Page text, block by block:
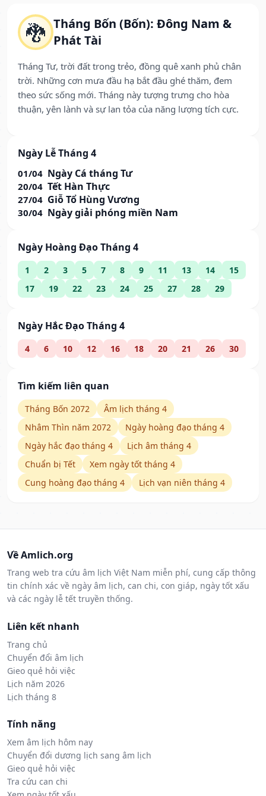
🐉 Tháng Bốn (Bốn): Đông Nam &
Phát Tài
Tháng Tư, trời đất trong trẻo, đồng quê xanh phủ chân
trời. Những cơn mưa đầu hạ bắt đầu ghé thăm, đem
theo sức sống mới. Tháng này tượng trưng cho hòa
thuận, yên lành và sự lan tỏa của năng lượng tích cực.
Ngày Lễ Tháng 4
01/04 Ngày Cá tháng Tư
20/04 Tết Hàn Thực
27/04 Giỗ Tổ Hùng Vương
30/04 Ngày giải phóng miền Nam
Ngày Hoàng Đạo Tháng 4
1 2 3 5 7 8 9 11 13 14
15
17
19 22 23 24 25 27 28 29
Ngày Hắc Đạo Tháng 4
4 6 10 12 16 18 20 21 26 30
Tìm kiếm liên quan
Tháng Bốn 2072
Âm lịch tháng 4
Nhâm Thìn năm 2072
Ngày hoàng đạo tháng 4
Ngày hắc đạo tháng 4
Lịch âm tháng 4
Chuẩn bị Tết
Xem ngày tốt tháng 4
Cung hoàng đạo tháng 4
Lịch vạn niên tháng 4
Về Amlich.org
Trang web tra cứu âm lịch Việt Nam miễn phí, cung cấp thông
tin chính xác về ngày âm lịch, can chi, con giáp, ngày tốt xấu
và các ngày lễ tết truyền thống.
Liên kết nhanh
Trang chủ
Chuyển đổi âm lịch
Gieo quẻ hỏi việc
Lịch năm 2026
Lịch tháng 8
Tính năng
Xem âm lịch hôm nay
Chuyển đổi dương lịch sang âm lịch
Gieo quẻ hỏi việc
Tra cứu can chi